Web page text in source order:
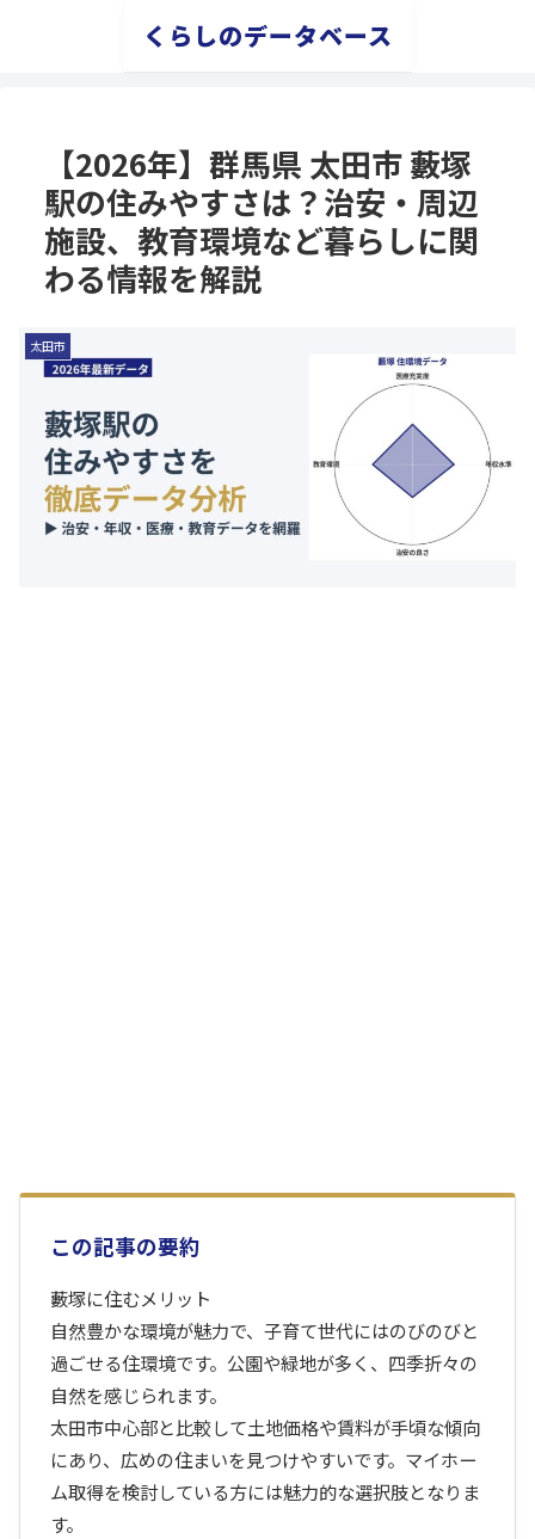
くらしのデータベース
【2026年】群馬県 太田市 藪塚
駅の住みやすさは？治安・周辺
施設、教育環境など暮らしに関
わる情報を解説
太田市
この記事の要約
藪塚に住むメリット
自然豊かな環境が魅力で、子育て世代にはのびのびと
過ごせる住環境です。公園や緑地が多く、四季折々の
自然を感じられます。
太田市中心部と比較して土地価格や賃料が手頃な傾向
にあり、広めの住まいを見つけやすいです。マイホー
ム取得を検討している方には魅力的な選択肢となりま
す。